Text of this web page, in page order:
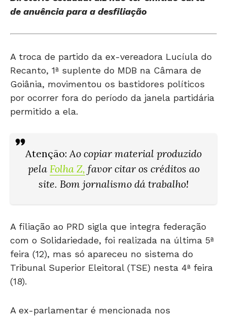
de anuência para a desfiliação
A troca de partido da ex-vereadora Lucíula do
Recanto, 1ª suplente do MDB na Câmara de
Goiânia, movimentou os bastidores políticos
por ocorrer fora do período da janela partidária
permitido a ela.
Atenção:Ao copiar material produzido
pela Folha Z, favor citar os créditos ao
site. Bom jornalismo dá trabalho!
A filiação ao PRD sigla que integra federação
com o Solidariedade, foi realizada na última 5ª
feira (12), mas só apareceu no sistema do
Tribunal Superior Eleitoral (TSE) nesta 4ª feira
(18).
A ex-parlamentar é mencionada nos